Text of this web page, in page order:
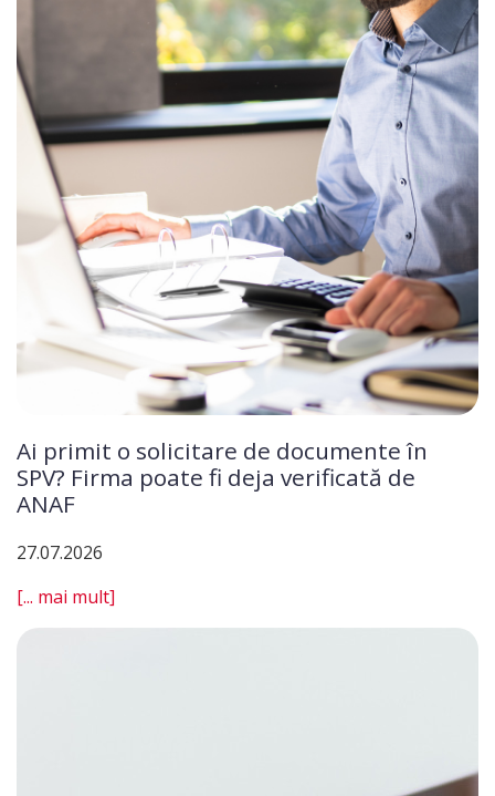
Ai primit o solicitare de documente în
SPV? Firma poate fi deja verificată de
ANAF
27.07.2026
[... mai mult]